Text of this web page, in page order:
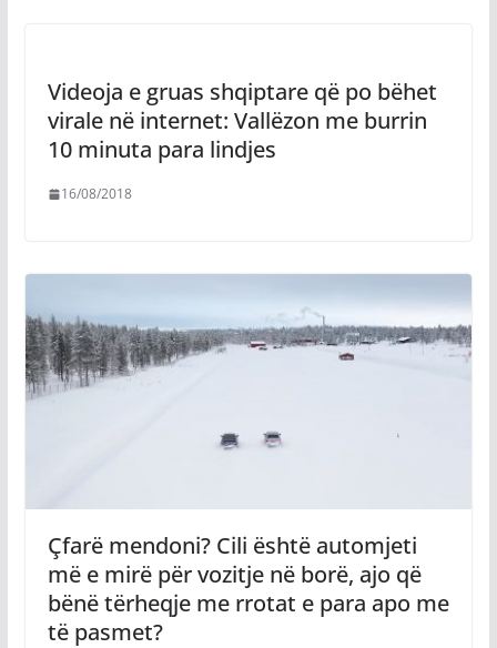
Videoja e gruas shqiptare që po bëhet
virale në internet: Vallëzon me burrin
10 minuta para lindjes
16/08/2018
Çfarë mendoni? Cili është automjeti
më e mirë për vozitje në borë, ajo që
bënë tërheqje me rrotat e para apo me
të pasmet?